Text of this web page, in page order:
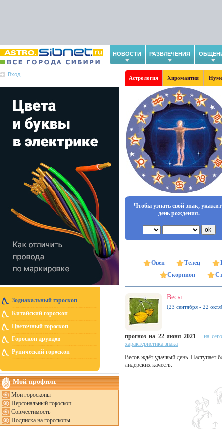
НОВОСТИ РАЗВЛЕЧЕНИЯ
Вход
Астрология Хиромантия
Зодиакальный гороскоп
Китайский гороскоп
Цветочный гороскоп
Гороскоп друидов
Рунический гороскоп
Мой профиль
Мои гороскопы
Персональный гороскоп
Совместимость
Подписка на гороскопы
Чтобы узнать свой знак,
день рождения.
Овен Телец
Скорпион
Весы
(23 сентября - 22
прогноз на 22 июня 2021
на
характеристика знака
Весов ждёт удачный день. Наступает
лидерских качеств.